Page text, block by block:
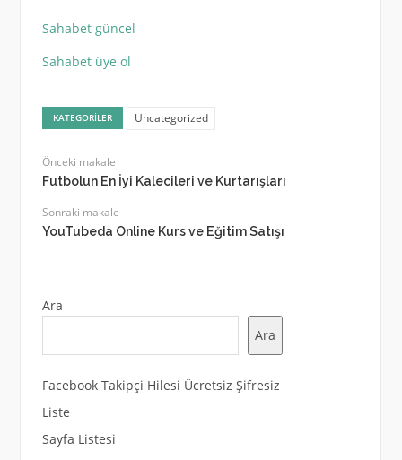
Sahabet güncel
Sahabet üye ol
KATEGORILER Uncategorized
Önceki makale
Futbolun En İyi Kalecileri ve Kurtarışları
Sonraki makale
YouTubeda Online Kurs ve Eğitim Satışı
Ara
Ara
Facebook Takipçi Hilesi Ücretsiz Şifresiz
Liste
Sayfa Listesi